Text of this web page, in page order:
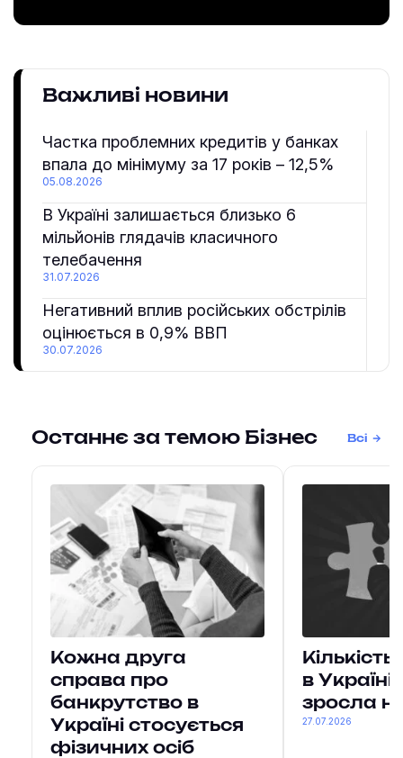
Важливі новини
Частка проблемних кредитів у банках
впала до мінімуму за 17 років – 12,5%
05.08.2026
В Україні залишається близько 6
мільйонів глядачів класичного
телебачення
31.07.2026
Негативний вплив російських обстрілів
оцінюється в 0,9% ВВП
30.07.2026
Останнє за темою Бізнес Всі
Кожна друга
справа про
банкрутство в
Україні стосується
фізичних осіб
в Україні
зросла
27.07.2026